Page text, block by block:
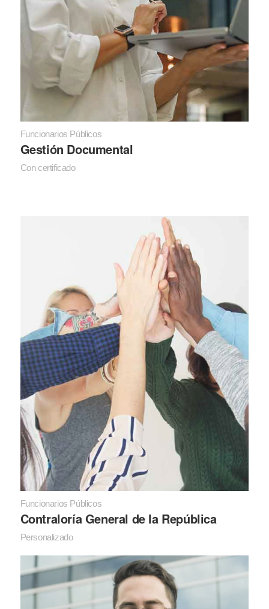
Funcionarios Públicos
Gestión Documental
Con certificado
Funcionarios Públicos
Contraloría General de la República
Personalizado